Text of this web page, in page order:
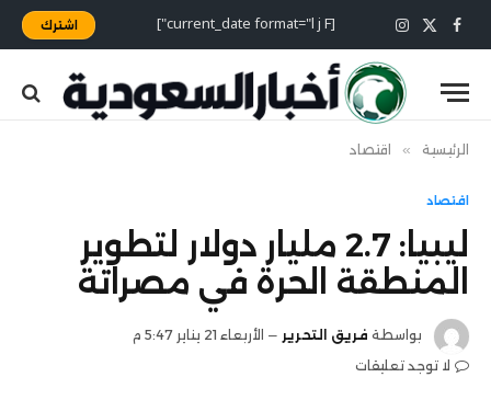
فيسبوك
X
(Twitter)
الانستغرام [current_date format="l j F"] اشترك
الرئيسية » اقتصاد
اقتصاد
ليبيا: 2.7 مليار دولار لتطوير
المنطقة الحرة في مصراتة
بواسطة فريق التحرير
الأربعاء 21 يناير 5:47 م
لا توجد تعليقات